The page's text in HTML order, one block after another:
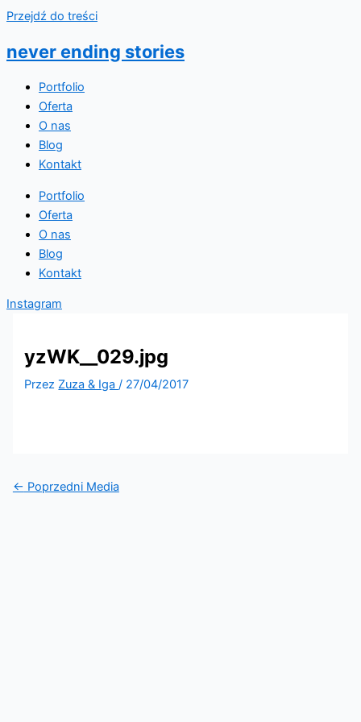
Przejdź do treści
never ending stories
Portfolio
Oferta
O nas
Blog
Kontakt
Portfolio
Oferta
O nas
Blog
Kontakt
Instagram
yzWK__029.jpg
Przez Zuza & Iga/ 27/04/2017
← Poprzedni Media